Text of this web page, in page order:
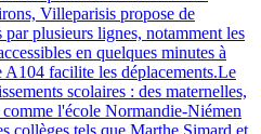
Villeparisis propose de
plusieurs lignes, notamment les
en quelques minutes à
facilite les déplacements.Le
scolaires : des maternelles,
l'école Normandie-Niémen
collèges tels que Marthe Simard et